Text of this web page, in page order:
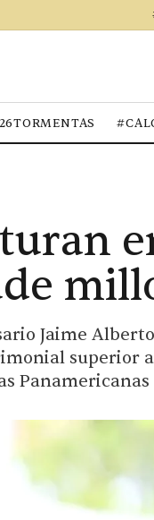
Jaime
superior
Panamericanas